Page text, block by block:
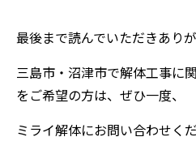
最後まで読んでいただきあり
三島市・沼津市で解体工事に
をご希望の方は、ぜひ一度、
ミライ解体にお問い合わせくだ